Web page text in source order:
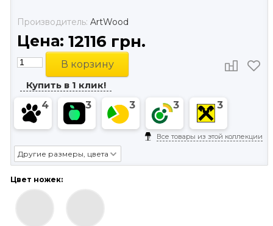
Производитель: ArtWood
Цена: 12116 грн.
В корзину
Купить в 1 клик!
4
3 3 3 3
Все товары из этой коллекции
Другие размеры, цвета
Цвет ножек: